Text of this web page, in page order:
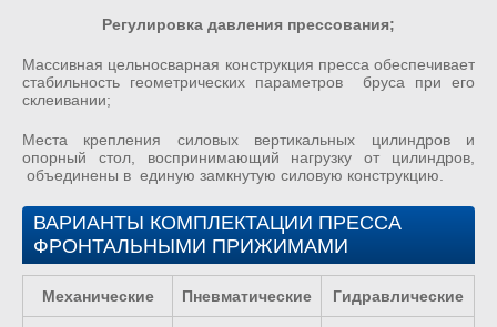
Регулировка давления прессования;
Массивная цельносварная конструкция пресса обеспечивает
стабильность геометрических параметров бруса при его
склеивании;
Места крепления силовых вертикальных цилиндров и
опорный стол, воспринимающий нагрузку от цилиндров,
объединены в единую замкнутую силовую конструкцию.
ВАРИАНТЫ КОМПЛЕКТАЦИИ ПРЕССА
ФРОНТАЛЬНЫМИ ПРИЖИМАМИ
Механические Пневматические Гидравлические